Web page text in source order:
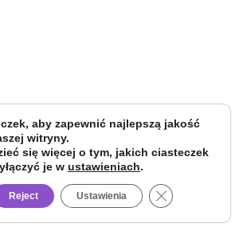
aby zapewnić najlepszą jakość
witryny.
się więcej o tym, jakich ciasteczek
je w ustawieniach.
Reject Ustawienia Close GDPR